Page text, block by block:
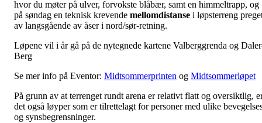
hvor du møter på ulver, forvokste blåbær, samt en himmeltrapp, og
på søndag en teknisk krevende mellomdistanse i løpsterreng
av langsgående av åser i nord/sør-retning.
Løpene vil i år gå på de nytegnede kartene Valberggrenda og
Berg
Se mer info på Eventor: Midtsommerprinten og Midtsommerløpet
På grunn av at terrenget rundt arena er relativt flatt og oversiktlig,
det også løyper som er tilrettelagt for personer med ulike
og synsbegrensninger.